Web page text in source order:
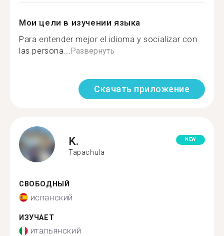
Мои цели в изучении языка
Para entender mejor el idioma y socializar con
las persona...Развернуть
Скачать приложение
K.
Tapachula
NEW
СВОБОДНЫЙ
испанский
ИЗУЧАЕТ
итальянский